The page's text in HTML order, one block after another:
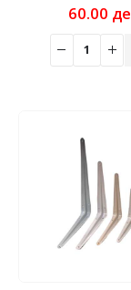
60.00